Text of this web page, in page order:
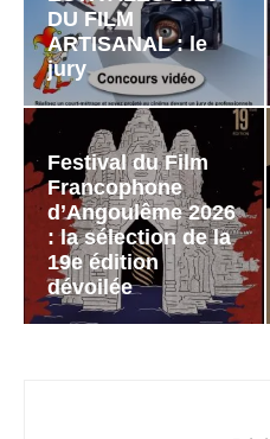
DU FILM
ARTISANAL : le
jury
Festival du Film
Francophone
d’Angoulême 2026
: la sélection de la
19e édition
dévoilée